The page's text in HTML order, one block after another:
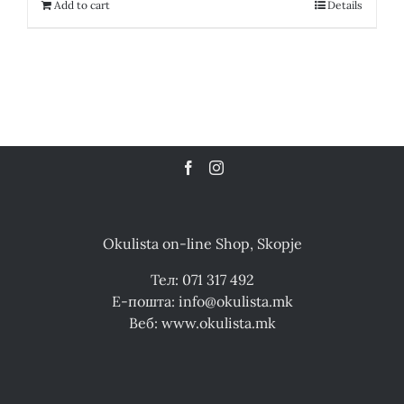
Add to cart Details
Okulista on-line Shop, Skopje
Тел: 071 317 492
Е-пошта: info@okulista.mk
Веб: www.okulista.mk